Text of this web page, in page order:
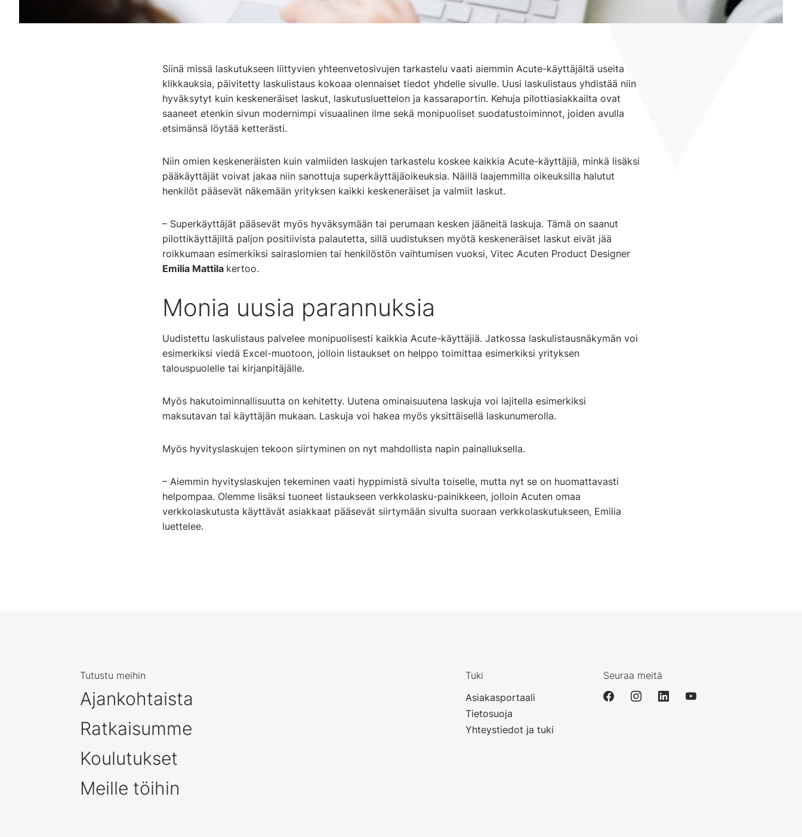
Siinä missä laskutukseen liittyvien yhteenvetosivujen tarkastelu vaati aiemmin Acute-käyttäjältä useita
klikkauksia, päivitetty laskulistaus kokoaa olennaiset tiedot yhdelle sivulle. Uusi laskulistaus yhdistää niin
hyväksytyt kuin keskeneräiset laskut, laskutusluettelon ja kassaraportin. Kehuja pilottiasiakkailta ovat
saaneet etenkin sivun modernimpi visuaalinen ilme sekä monipuoliset suodatustoiminnot, joiden avulla
etsimänsä löytää ketterästi.
Niin omien keskeneräisten kuin valmiiden laskujen tarkastelu koskee kaikkia Acute-käyttäjiä, minkä lisäksi
pääkäyttäjät voivat jakaa niin sanottuja superkäyttäjäoikeuksia. Näillä laajemmilla oikeuksilla halutut
henkilöt pääsevät näkemään yrityksen kaikki keskeneräiset ja valmiit laskut.
– Superkäyttäjät pääsevät myös hyväksymään tai perumaan kesken jääneitä laskuja. Tämä on saanut
pilottikäyttäjiltä paljon positiivista palautetta, sillä uudistuksen myötä keskeneräiset laskut eivät jää
roikkumaan esimerkiksi sairaslomien tai henkilöstön vaihtumisen vuoksi, Vitec Acuten Product Designer
Emilia Mattila kertoo.
Monia uusia parannuksia
Uudistettu laskulistaus palvelee monipuolisesti kaikkia Acute-käyttäjiä. Jatkossa laskulistausnäkymän voi
esimerkiksi viedä Excel-muotoon, jolloin listaukset on helppo toimittaa esimerkiksi yrityksen
talouspuolelle tai kirjanpitäjälle.
Myös hakutoiminnallisuutta on kehitetty. Uutena ominaisuutena laskuja voi lajitella esimerkiksi
maksutavan tai käyttäjän mukaan. Laskuja voi hakea myös yksittäisellä laskunumerolla.
Myös hyvityslaskujen tekoon siirtyminen on nyt mahdollista napin painalluksella.
– Aiemmin hyvityslaskujen tekeminen vaati hyppimistä sivulta toiselle, mutta nyt se on huomattavasti
helpompaa. Olemme lisäksi tuoneet listaukseen verkkolasku-painikkeen, jolloin Acuten omaa
verkkolaskutusta käyttävät asiakkaat pääsevät siirtymään sivulta suoraan verkkolaskutukseen, Emilia
luettelee.
Tutustu meihin
Ajankohtaista
Ratkaisumme
Koulutukset
Meille töihin
Tuki
Asiakasportaali
Tietosuoja
Yhteystiedot ja tuki
Seuraa meitä